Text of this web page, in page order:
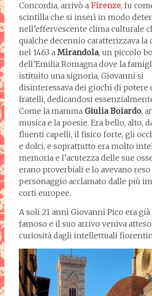
Concordia, arrivò a Firenze, fu
scintilla che si inserì in modo
nell’effervescente clima culturale
qualche decennio caratterizzava la
nel 1463 a Mirandola, un piccolo
dell’Emilia Romagna dove la
istituito una signoria, Giovanni si
disinteressava dei giochi di potere
fratelli, dedicandosi
Come la mamma Giulia Boiardo,
musica e la poesie. Era bello, alto,
fluenti capelli, il fisico forte, gli
e dolci, e soprattutto era molto
memoria e l’acutezza delle sue
erano proverbiali e lo avevano
personaggio acclamato dalle più
corti europee.
A soli 21 anni Giovanni Pico era
famoso e il suo arrivo veniva
curiosità dagli intellettuali